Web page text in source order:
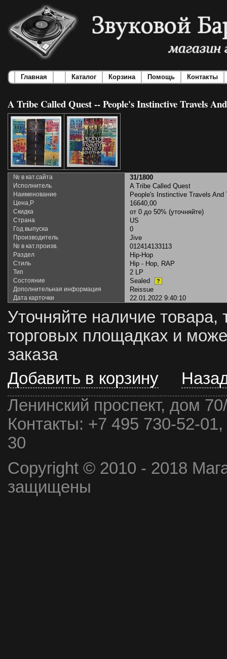
Главная Каталог Корзина Помощь Контакты
A Tribe Called Quest -- People's Instinctive Travels
№ в кат.сайта 31/1800
Исполнитель A Tribe Called Quest
Наименование People's Instinctive Travels
Цена,Р 16640,00
Скидка от 0 до 50% (уточняйте)
Страна US
Год выпуска 0
Производитель Jive
№ в кат.произв. 012414133113
Раздел Hip-Hop
Стиль Hip - Hop, RAP
Тип 2 LP
Состояние Sealed ?
Дополнительная информация Reissue
Дата карточки 22.01.2022 9:40:10
Уточняйте наличие товара,
торговых площадках и
заказа
Добавить в корзину
Ленинский проспект, дом
Контакты: +7 495 730-52-
30
Copyright © 2010 - 2018
защищены